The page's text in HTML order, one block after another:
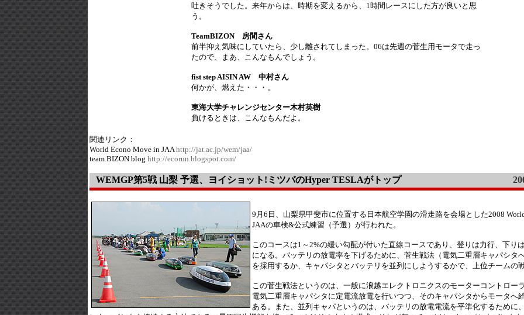
吐きそうでした。来年からは、時期を変えるから、1時間レースにした方が良いと思
う。
TeamBIZON 房間さん
前半抑え気味にしていたら、少し離されてしまった。06は先週の菅生用モータで走っ
たので、まあ、こんなもんでしょう。
fist step AISIN AW 中村さん
何かが、燃えた・・・。
東海大学チャレンジセンター木村英樹
負けるときは、こんなもんだよ。
関連リンク：
World Econo Move in JAAhttp://jat.ac.jp/wem/jaa/
team BIZON blog http://ecorun.blogspot.com/
WEMGP第5戦 山梨 予選、ヨイショット!ミツバのHyper TESLAがトップ
9月6日、山梨県甲斐市に位置する日本航空学園の滑走路を会場とした2008
JAAの車検&公式練習（予選）が行われた。
このコースは1～2%の緩い勾配が付いた直線コースであり、登りは力行、下り
になる。バッテリの放電率を下げるために、菅生戦法（電気二重層キャパシタ
を採用するか、キャパシタとバッテリを並列にしようするかで、上位チームの
この菅生戦法というのは、一般に浪越エレクトロニクスのモーターコントロー
電気二重層キャパシタに定電流放電を行いつつ、そのキャパシタからモータへ
ある。また、並列キャパというのは、バッテリの放電電流を平準化するために